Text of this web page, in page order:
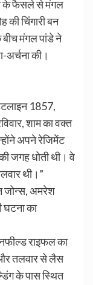
के फैसले से मंगल
चिंगारी बन
मंगल पांडे ने
अर्चना की।
1857,
शाम का वक्त
अपने रेजिमेंट
जगह धोती थी। वे
थी।”
जोन्स, अमरेश
घटना का
राइफल का
और तलवार से लैस
के पास स्थित